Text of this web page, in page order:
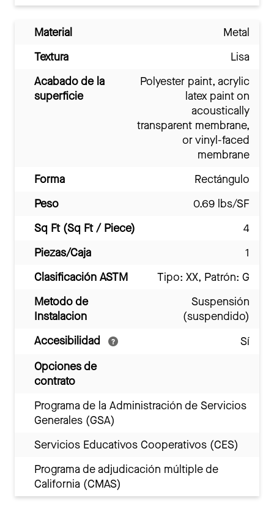
Material
Metal
Textura
Lisa
Acabado de la
superficie
Polyester paint, acrylic
latex paint on
acoustically
transparent membrane,
or vinyl-faced
membrane
Forma
Rectángulo
Peso
0.69 lbs/SF
Sq Ft (Sq Ft / Piece)
4
Piezas/Caja
1
Clasificación ASTM
Tipo: XX, Patrón: G
Metodo de
Instalacion
Suspensión
(suspendido)
Accesibilidad
Sí
Opciones de
contrato
Programa de la Administración de Servicios
Generales (GSA)
Servicios Educativos Cooperativos (CES)
Programa de adjudicación múltiple de
California (CMAS)